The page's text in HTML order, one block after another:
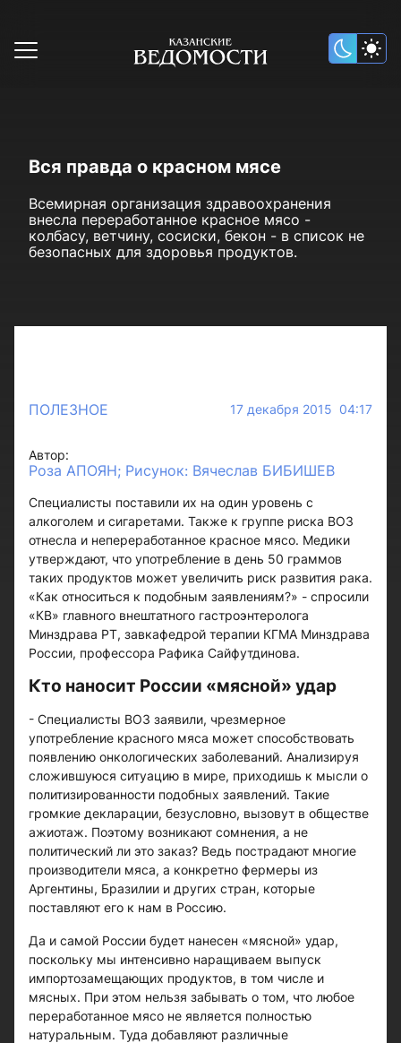
Вся правда о красном мясе
Всемирная организация здравоохранения
внесла переработанное красное мясо -
колбасу, ветчину, сосиски, бекон - в список не
безопасных для здоровья продуктов.
ПОЛЕЗНОЕ 17 декабря 2015 04:17
Автор:
Роза АПОЯН; Рисунок: Вячеслав БИБИШЕВ
Специалисты поставили их на один уровень с
алкоголем и сигаретами. Также к группе риска ВОЗ
отнесла и непереработанное красное мясо. Медики
утверждают, что употребление в день 50 граммов
таких продуктов может увеличить риск развития рака.
«Как относиться к подобным заявлениям?» - спросили
«КВ» главного внештатного гастроэнтеролога
Минздрава РТ, завкафедрой терапии КГМА Минздрава
России, профессора Рафика Сайфутдинова.
Кто наносит России «мясной» удар
- Специалисты ВОЗ заявили, чрезмерное
употребление красного мяса может способствовать
появлению онкологических заболеваний. Анализируя
сложившуюся ситуацию в мире, приходишь к мысли о
политизированности подобных заявлений. Такие
громкие декларации, безусловно, вызовут в обществе
ажиотаж. Поэтому возникают сомнения, а не
политический ли это заказ? Ведь пострадают многие
производители мяса, а конкретно фермеры из
Аргентины, Бразилии и других стран, которые
поставляют его к нам в Россию.
Да и самой России будет нанесен «мясной» удар,
поскольку мы интенсивно наращиваем выпуск
импортозамещающих продуктов, в том числе и
мясных. При этом нельзя забывать о том, что любое
переработанное мясо не является полностью
натуральным. Туда добавляют различные